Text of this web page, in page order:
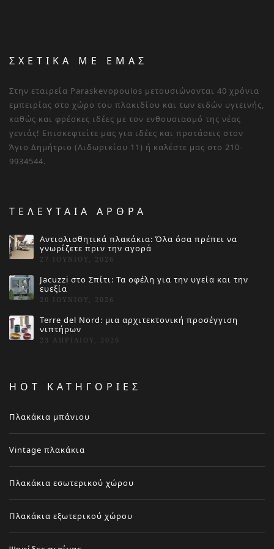
ΣΧΕΤΙΚΑ ΜΕ ΕΜΑΣ
Στην εταιρεία Paraskevopoulos μετουσιώνονται 40 χρόνια
εμπειρίας στο χώρο του πλακιδίου και των ειδών υγιεινής,
καθώς και φρέσκες ιδέες με τον ενθουσιασμό της νέας
γενιάς! Επισκεφτείτε μας για ιδέες και προτάσεις στον
Άγιο Δημήτριο (Λιδωρικίου 11) ή καλέστε μας στο 210-
9934544.
ΤΕΛΕΥΤΑΙΑ ΑΡΘΡΑ
Αντιολισθητικά πλακάκια: Όλα όσα πρέπει να
γνωρίζετε πριν την αγορά
27 ΙΟΥΝΊΟΥ, 2026
Jacuzzi στο Σπίτι: Τα οφέλη για την υγεία και την
ευεξία
20 ΙΟΥΝΊΟΥ, 2026
Terre del Nord: μια αρχιτεκτονική προσέγγιση
νιπτήρων
23 ΑΠΡΙΛΊΟΥ, 2026
HOT ΚΑΤΗΓΟΡΙΕΣ
Πλακάκια μπάνιου
Vintage πλακάκια
Πλακάκια εσωτερικού χώρου
Πλακάκια εξωτερικού χώρου